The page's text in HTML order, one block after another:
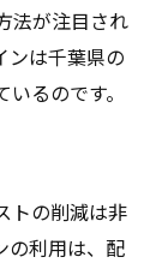
法が注目され
ンは千葉県の
るのです。
トの削減は非
の利用は、配